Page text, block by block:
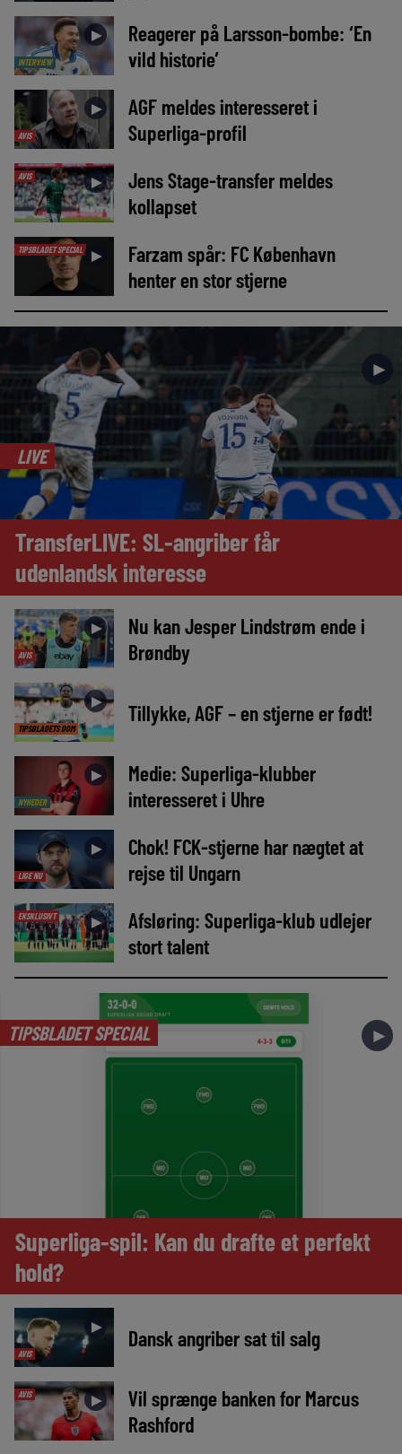
INTERVIEW
►
Reagerer på Larsson-bombe: ‘En
vild historie’
AVIS
►
AGF meldes interesseret i
Superliga-profil
AVIS ►
Jens Stage-transfer meldes
kollapset
TIPSBLADET SPECIAL ►
Farzam spår: FC København
henter en stor stjerne
►
LIVE
TransferLIVE: SL-angriber får
udenlandsk interesse
AVIS
►
Nu kan Jesper Lindstrøm ende i
Brøndby
TIPSBLADETS DOM
► Tillykke, AGF – en stjerne er født!
NYHEDER
►
Medie: Superliga-klubber
interesseret i Uhre
LIGE NU
►
Chok! FCK-stjerne har nægtet at
rejse til Ungarn
EKSKLUSIVT ►
Afsløring: Superliga-klub udlejer
stort talent
TIPSBLADET SPECIAL ►
Superliga-spil: Kan du drafte et perfekt
hold?
AVIS
► Dansk angriber sat til salg
AVIS ►
Vil sprænge banken for Marcus
Rashford